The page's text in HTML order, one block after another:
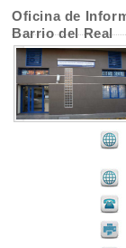
Oficina de
Barrio del Real